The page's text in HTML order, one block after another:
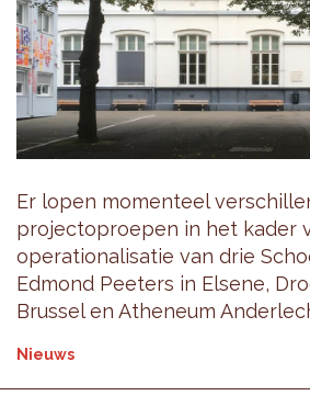
Er lopen momenteel
projectoproepen in het kader
operationalisatie van drie
Edmond Peeters in Elsene,
Brussel en Atheneum
Nieuws